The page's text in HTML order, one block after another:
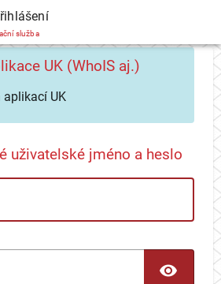
služba
UK (WhoIS aj.)
aplikací UK
uživatelské jméno a heslo